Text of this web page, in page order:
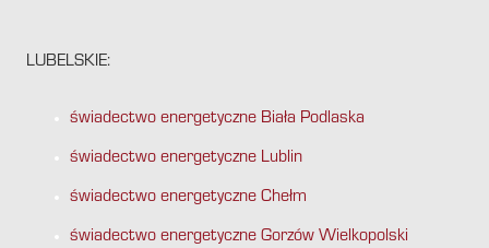
LUBELSKIE:
świadectwo energetyczne Biała Podlaska
świadectwo energetyczne Lublin
świadectwo energetyczne Chełm
świadectwo energetyczne Gorzów Wielkopolski